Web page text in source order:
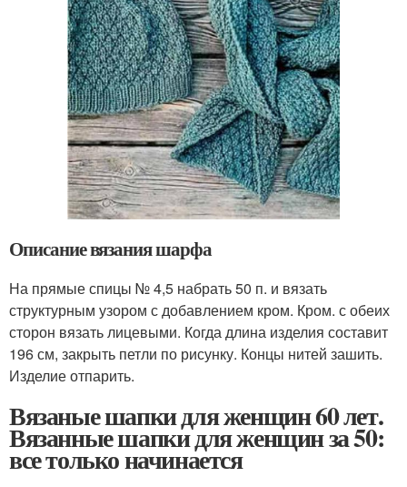
Описание вязания шарфа
На прямые спицы № 4,5 набрать 50 п. и вязать
структурным узором с добавлением кром. Кром. с обеих
сторон вязать лицевыми. Когда длина изделия составит
196 см, закрыть петли по рисунку. Концы нитей зашить.
Изделие отпарить.
Вязаные шапки для женщин 60 лет.
Вязанные шапки для женщин за 50:
все только начинается